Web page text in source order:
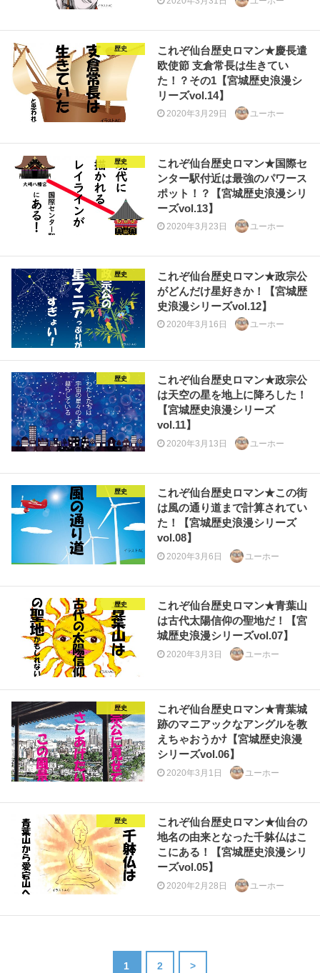
歴史
これぞ仙台歴史ロマン★慶長遣
欧使節 支倉常長は生きてい
た！？その1【宮城歴史浪漫シ
リーズvol.14】
2020年3月29日 ユーホー
歴史
これぞ仙台歴史ロマン★国際セ
ンター駅付近は最強のパワース
ポット！？【宮城歴史浪漫シリ
ーズvol.13】
2020年3月23日 ユーホー
歴史
これぞ仙台歴史ロマン★政宗公
がどんだけ星好きか！【宮城歴
史浪漫シリーズvol.12】
2020年3月16日 ユーホー
歴史
これぞ仙台歴史ロマン★政宗公
は天空の星を地上に降ろした！
【宮城歴史浪漫シリーズ
vol.11】
2020年3月13日 ユーホー
歴史
これぞ仙台歴史ロマン★この街
は風の通り道まで計算されてい
た！【宮城歴史浪漫シリーズ
vol.08】
2020年3月6日 ユーホー
歴史
これぞ仙台歴史ロマン★青葉山
は古代太陽信仰の聖地だ！【宮
城歴史浪漫シリーズvol.07】
2020年3月3日 ユーホー
歴史
これぞ仙台歴史ロマン★青葉城
跡のマニアックなアングルを教
えちゃおうかﾅ【宮城歴史浪漫
シリーズvol.06】
2020年3月1日 ユーホー
歴史
これぞ仙台歴史ロマン★仙台の
地名の由来となった千躰仏はこ
こにある！【宮城歴史浪漫シリ
ーズvol.05】
2020年2月28日 ユーホー
1 2 >